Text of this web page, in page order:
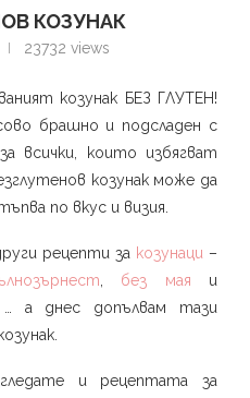
КОЗУНАК
23732 views
козунак БЕЗ ГЛУТЕН!
брашно и подсладен с
всички, които избягват
козунак може да
по вкус и визия.
рецепти за козунаци –
без мая и
… а днес допълвам тази
и рецептата за